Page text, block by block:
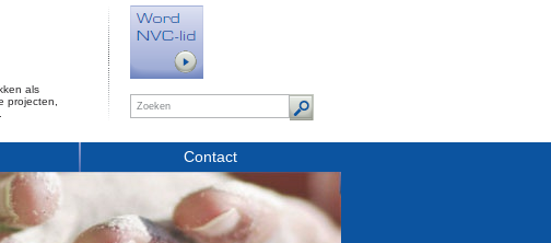
als
projecten,
Contact